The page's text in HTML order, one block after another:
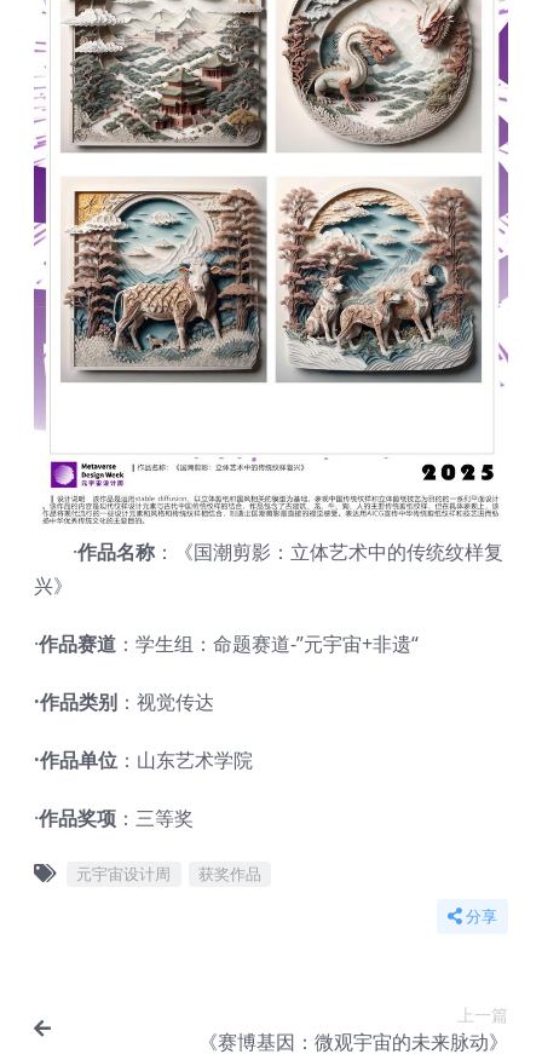
·作品名称 ：《国潮剪影：立体艺术中的传统纹样复
兴》
·作品赛道 ：学生组：命题赛道-”元宇宙+非遗“
·作品类别 ：视觉传达
·作品单位 ：山东艺术学院
·作品奖项 ：三等奖
元宇宙设计周 获奖作品
分享
上一篇
《赛博基因：微观宇宙的未来脉动》